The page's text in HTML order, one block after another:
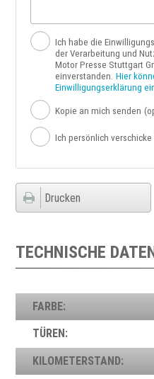
Ich habe die
der Verarbeitung und
Motor Presse Stuttgart
einverstanden. Hier
Einwilligungserklärung
Kopie an mich senden
Ich persönlich verschicke
Drucken
TECHNISCHE
FARBE:
TÜREN:
KILOMETERSTAND: